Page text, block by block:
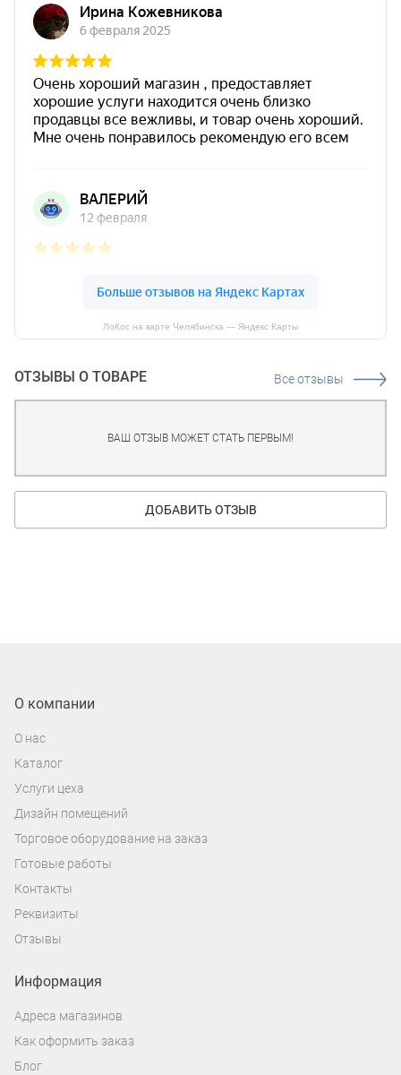
ЛоКос на карте Челябинска — Яндекс Карты
ОТЗЫВЫ О ТОВАРЕ Все отзывы
ВАШ ОТЗЫВ МОЖЕТ СТАТЬ ПЕРВЫМ!
ДОБАВИТЬ ОТЗЫВ
О компании
О нас
Каталог
Услуги цеха
Дизайн помещений
Торговое оборудование на заказ
Готовые работы
Контакты
Реквизиты
Отзывы
Информация
Адреса магазинов
Как оформить заказ
Блог